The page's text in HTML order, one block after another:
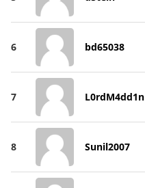
6 bd65038
7 L0rdM4dd1n
8 Sunil2007